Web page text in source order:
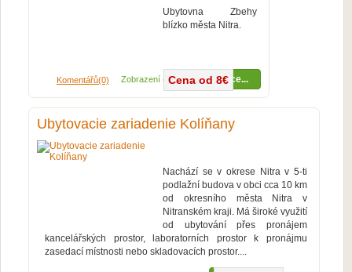
Cena od 8€
Ubytovna Zbehy
blízko města Nitra.
Komentářů(0) Zobrazení (13730x) Více...
Ubytovacie zariadenie Kolíňany
Nachází se v okrese Nitra v 5-ti
podlažní budova v obci cca 10 km
od okresního města Nitra v
Nitranském kraji. Má široké využití
od ubytování přes pronájem
kancelářských prostor, laboratorních prostor k pronájmu
zasedací místnosti nebo skladovacích prostor....